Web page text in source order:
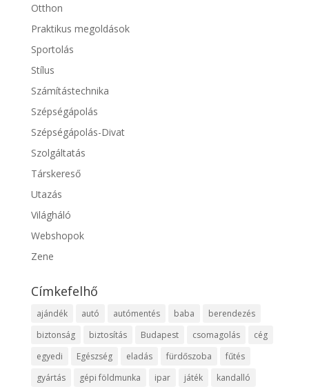
Otthon
Praktikus megoldások
Sportolás
Stílus
Számítástechnika
Szépségápolás
Szépségápolás-Divat
Szolgáltatás
Társkereső
Utazás
Világháló
Webshopok
Zene
Címkefelhő
ajándék autó autómentés baba
berendezés
biztonság
biztosítás Budapest csomagolás
cég
egyedi
Egészség eladás fürdőszoba
fűtés
gyártás
gépi földmunka ipar játék kandalló